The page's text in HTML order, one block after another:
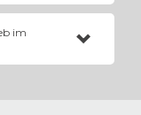
„3+1“-Variante,
auf der
im